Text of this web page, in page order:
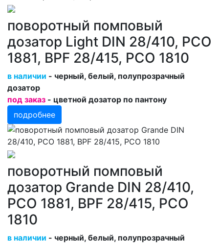
поворотный помповый
дозатор Light DIN 28/410, PCO
1881, BPF 28/415, PCO 1810
в наличии - черный, белый, полупрозрачный
дозатор
под заказ - цветной дозатор по пантону
подробнее
поворотный помповый
дозатор Grande DIN 28/410,
PCO 1881, BPF 28/415, PCO
1810
в наличии - черный, белый, полупрозрачный